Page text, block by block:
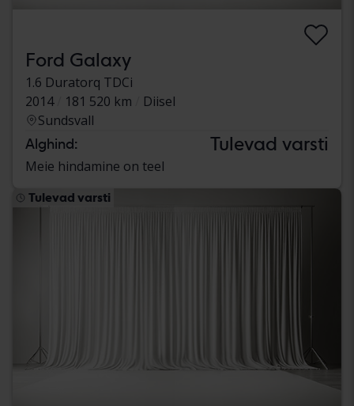
Ford Galaxy
1.6 Duratorq TDCi
2014
181 520 km
Diisel
Sundsvall
Alghind: Tulevad varsti
Meie hindamine on teel
Tulevad varsti